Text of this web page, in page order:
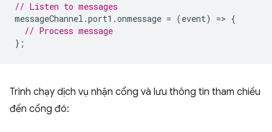
// Listen to messages
messageChannel .port1 .onmessage = (event) => {
// Process message
};
Trình chạy dịch vụ nhận cổng và lưu thông tin tham chiếu
đến cổng đó: